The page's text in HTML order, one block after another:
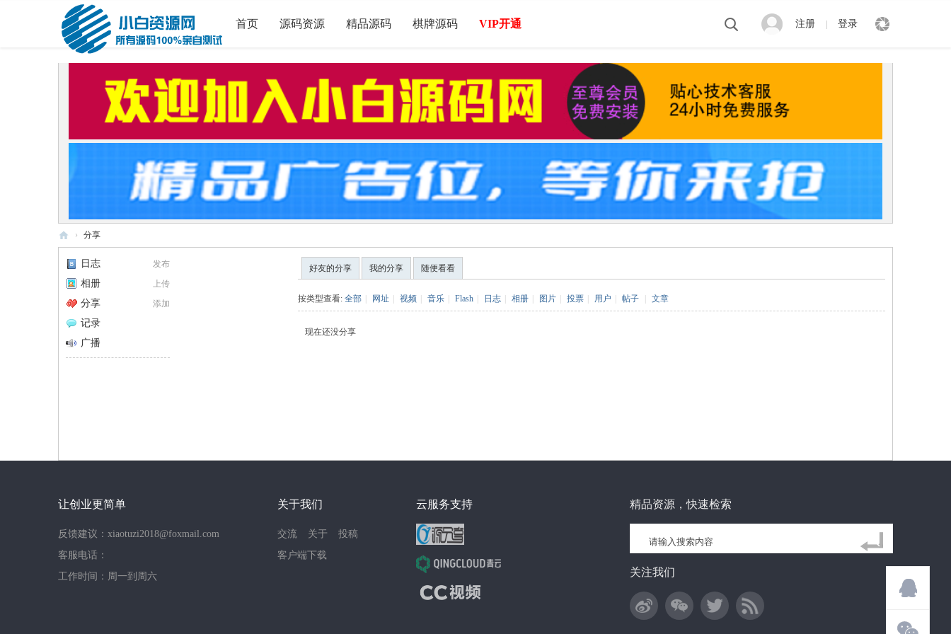
首页 源码资源 精品源码 棋牌源码 VIP开通 注册 登录
白
码
› 分享
发布
日志
上传
相册
添加
分享
记录
广播
好友的分享 我的分享 随便看看
按类型查看: 全部 | 网址 | 视频 | 音乐 | Flash | 日志 | 相册 | 图片 | 投票 | 用户 | 帖子 | 文章
现在还没分享
让创业更简单
反馈建议：xiaotuzi2018@foxmail.com
客服电话：
工作时间：周一到周六
关于我们
交流 关于
投稿
客户端下载
云服务支持 精品资源，快速检索
关注我们